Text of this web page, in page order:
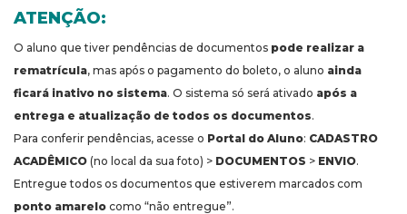
ATENÇÃO:
O aluno que tiver pendências de documentos pode realizar a
rematrícula, mas após o pagamento do boleto, o aluno ainda
ficará inativo no sistema. O sistema só será ativado após a
entrega e atualização de todos os documentos.
Para conferir pendências, acesse o Portal do Aluno: CADASTRO
ACADÊMICO (no local da sua foto) > DOCUMENTOS > ENVIO.
Entregue todos os documentos que estiverem marcados com
ponto amarelo como “não entregue”.